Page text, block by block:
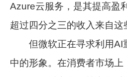
Azure云服务，是其提高盈
超过四分之三的收入来自这
但微软正在寻求利用AI
中的形象。在消费者市场